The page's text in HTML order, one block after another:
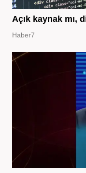
Açık kaynak mı,
Haber7